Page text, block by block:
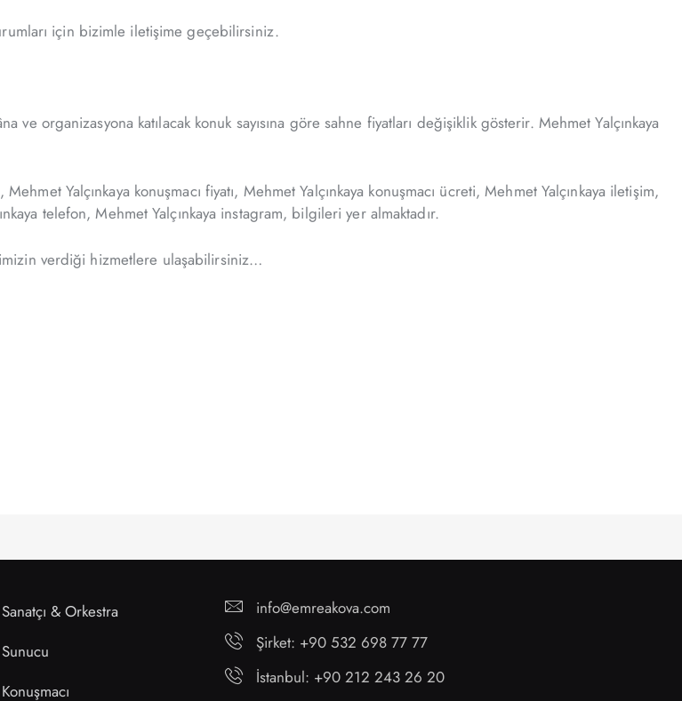
için bizimle iletişime geçebilirsiniz.
organizasyona katılacak konuk sayısına göre sahne fiyatları değişiklik gösterir. Mehmet Yalçınkaya
Yalçınkaya konuşmacı fiyatı, Mehmet Yalçınkaya konuşmacı ücreti, Mehmet Yalçınkaya iletişim,
telefon, Mehmet Yalçınkaya instagram, bilgileri yer almaktadır.
verdiği hizmetlere ulaşabilirsiniz…
Sanatçı & Orkestra
Sunucu
Konuşmacı
info@emreakova.com
Şirket: +90 532 698 77 77
İstanbul: +90 212 243 26 20